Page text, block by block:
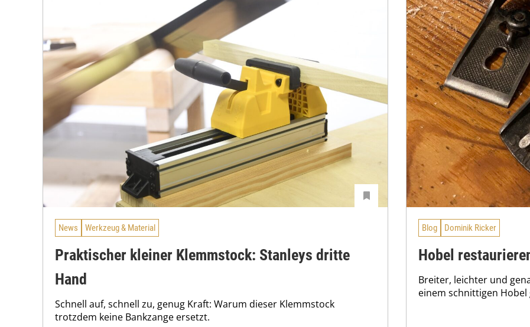
News Werkzeug & Material
Praktischer kleiner Klemmstock: Stanleys dritte
Hand
Schnell auf, schnell zu, genug Kraft: Warum dieser Klemmstock
trotzdem keine Bankzange ersetzt.
Blog Dominik Ricker
Hobel
Breiter, leichter und
einem schnittigen Hobel